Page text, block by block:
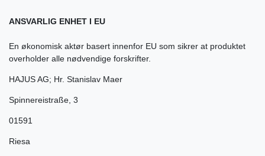
ANSVARLIG ENHET I EU
En økonomisk aktør basert innenfor EU som sikrer at produktet
overholder alle nødvendige forskrifter.
HAJUS AG; Hr. Stanislav Maer
Spinnereistraße 3
01591
Riesa